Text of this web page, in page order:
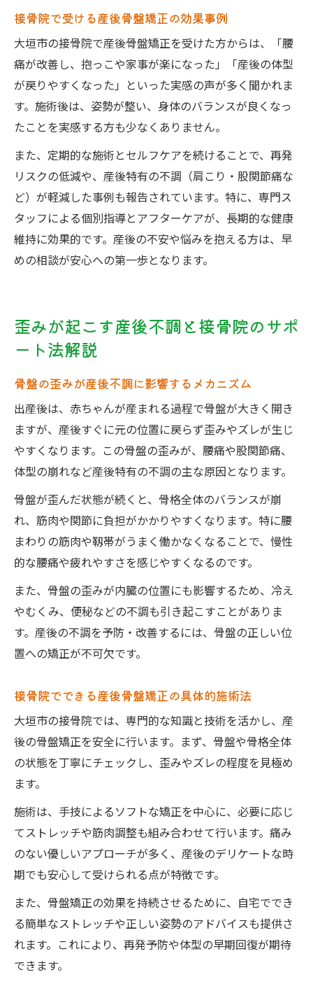
接骨院で受ける産後骨盤矯正の効果事例
大垣市の接骨院で産後骨盤矯正を受けた方からは、「腰
痛が改善し、抱っこや家事が楽になった」「産後の体型
が戻りやすくなった」といった実感の声が多く聞かれま
す。施術後は、姿勢が整い、身体のバランスが良くなっ
たことを実感する方も少なくありません。
また、定期的な施術とセルフケアを続けることで、再発
リスクの低減や、産後特有の不調（肩こり・股関節痛な
ど）が軽減した事例も報告されています。特に、専門ス
タッフによる個別指導とアフターケアが、長期的な健康
維持に効果的です。産後の不安や悩みを抱える方は、早
めの相談が安心への第一歩となります。
歪みが起こす産後不調と接骨院のサポ
ート法解説
骨盤の歪みが産後不調に影響するメカニズム
出産後は、赤ちゃんが産まれる過程で骨盤が大きく開き
ますが、産後すぐに元の位置に戻らず歪みやズレが生じ
やすくなります。この骨盤の歪みが、腰痛や股関節痛、
体型の崩れなど産後特有の不調の主な原因となります。
骨盤が歪んだ状態が続くと、骨格全体のバランスが崩
れ、筋肉や関節に負担がかかりやすくなります。特に腰
まわりの筋肉や靱帯がうまく働かなくなることで、慢性
的な腰痛や疲れやすさを感じやすくなるのです。
また、骨盤の歪みが内臓の位置にも影響するため、冷え
やむくみ、便秘などの不調も引き起こすことがありま
す。産後の不調を予防・改善するには、骨盤の正しい位
置への矯正が不可欠です。
接骨院でできる産後骨盤矯正の具体的施術法
大垣市の接骨院では、専門的な知識と技術を活かし、産
後の骨盤矯正を安全に行います。まず、骨盤や骨格全体
の状態を丁寧にチェックし、歪みやズレの程度を見極め
ます。
施術は、手技によるソフトな矯正を中心に、必要に応じ
てストレッチや筋肉調整も組み合わせて行います。痛み
のない優しいアプローチが多く、産後のデリケートな時
期でも安心して受けられる点が特徴です。
また、骨盤矯正の効果を持続させるために、自宅ででき
る簡単なストレッチや正しい姿勢のアドバイスも提供さ
れます。これにより、再発予防や体型の早期回復が期待
できます。